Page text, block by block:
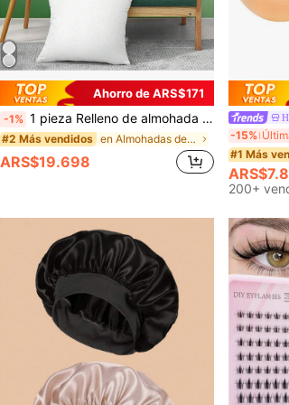
Ahorro de ARS$171
-1% 1 pieza Relleno de almohada blanco, relleno de almohada de fibra renovable de tamaño completo, adecuado para cama, sofá, sala de estar, dormitorio, oficina, almohada decorativa, almohada de soporte para cama & coche, hogar estético
#2 Más vendidos en Almohadas de cama
ARS$19.698
-15%
#1 Más
200+